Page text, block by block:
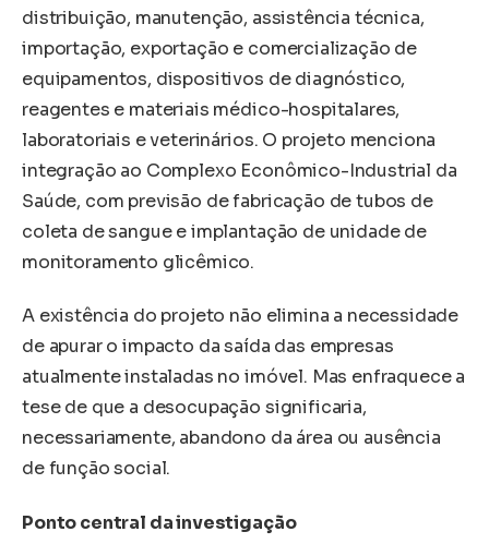
distribuição, manutenção, assistência técnica,
importação, exportação e comercialização de
equipamentos, dispositivos de diagnóstico,
reagentes e materiais médico-hospitalares,
laboratoriais e veterinários. O projeto menciona
integração ao Complexo Econômico-Industrial da
Saúde, com previsão de fabricação de tubos de
coleta de sangue e implantação de unidade de
monitoramento glicêmico.
A existência do projeto não elimina a necessidade
de apurar o impacto da saída das empresas
atualmente instaladas no imóvel. Mas enfraquece a
tese de que a desocupação significaria,
necessariamente, abandono da área ou ausência
de função social.
Ponto central da investigação